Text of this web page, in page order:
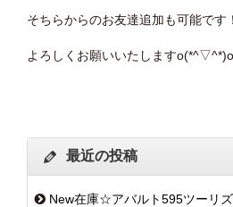
そちらからのお友達追加も可能です！
よろしくお願いいたします
最近の投稿
New在庫☆アバルト595ツーリズ